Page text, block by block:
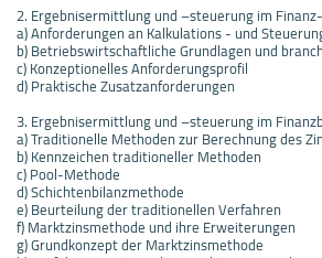
2. Ergebnisermittlung und –steuerung im
a) Anforderungen an Kalkulations - und
b) Betriebswirtschaftliche Grundlagen und
c) Konzeptionelles Anforderungsprofil
d) Praktische Zusatzanforderungen
3. Ergebnisermittlung und –steuerung im
a) Traditionelle Methoden zur Berechnung des
b) Kennzeichen traditioneller Methoden
c) Pool-Methode
d) Schichtenbilanzmethode
e) Beurteilung der traditionellen Verfahren
f) Marktzinsmethode und ihre Erweiterungen
g) Grundkonzept der Marktzinsmethode